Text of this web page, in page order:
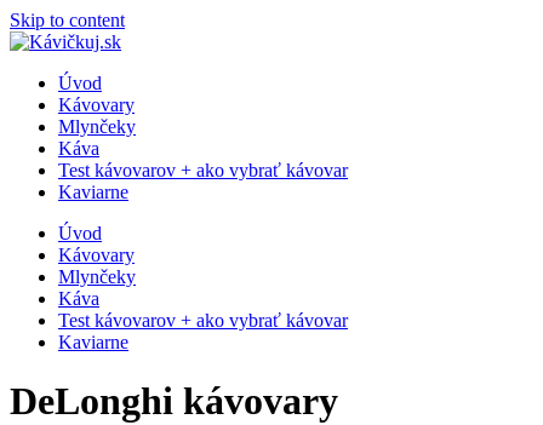
Skip to content
Úvod
Kávovary
Mlynčeky
Káva
Test kávovarov + ako vybrať kávovar
Kaviarne
Úvod
Kávovary
Mlynčeky
Káva
Test kávovarov + ako vybrať kávovar
Kaviarne
DeLonghi kávovary